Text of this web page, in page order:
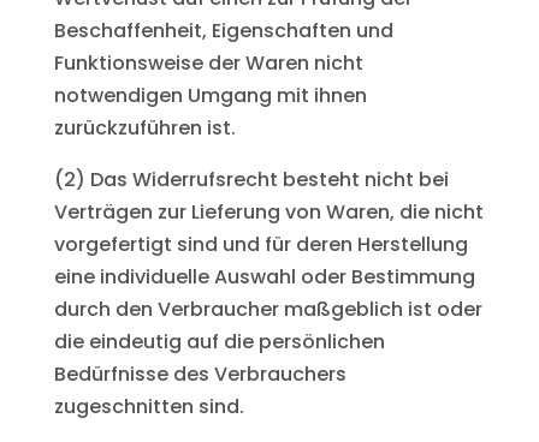
Beschaffenheit, Eigenschaften und
Funktionsweise der Waren nicht
notwendigen Umgang mit ihnen
zurückzuführen ist.
(2) Das Widerrufsrecht besteht nicht bei
Verträgen zur Lieferung von Waren, die nicht
vorgefertigt sind und für deren Herstellung
eine individuelle Auswahl oder Bestimmung
durch den Verbraucher maßgeblich ist oder
die eindeutig auf die persönlichen
Bedürfnisse des Verbrauchers
zugeschnitten sind.